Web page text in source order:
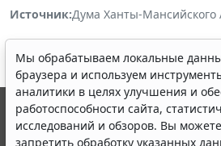
Источник:Дума Ханты-
Мы обрабатываем локальные
браузера и используем
аналитики в целях улучшения и
работоспособности сайта,
исследований и обзоров. Вы можете
запретить обработку указанных
© ООО "НПП "ГАРАНТ-СЕРВИС", 2026.
выпускается с 1990 года. Компания